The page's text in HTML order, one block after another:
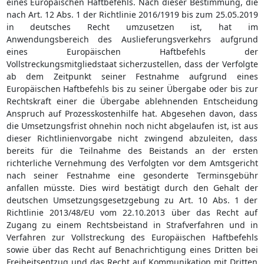
nach Art. 12 Abs. 1 der Richtlinie 2016/1919 bis zum 25.05.2019
in deutsches Recht umzusetzen ist, hat im
Anwendungsbereich des Auslieferungsverkehrs aufgrund
eines Europäischen Haftbefehls der
Vollstreckungsmitgliedstaat sicherzustellen, dass der Verfolgte
ab dem Zeitpunkt seiner Festnahme aufgrund eines
Europäischen Haftbefehls bis zu seiner Übergabe oder bis zur
Rechtskraft einer die Übergabe ablehnenden Entscheidung
Anspruch auf Prozesskostenhilfe hat. Abgesehen davon, dass
die Umsetzungsfrist ohnehin noch nicht abgelaufen ist, ist aus
dieser Richtlinienvorgabe nicht zwingend abzuleiten, dass
bereits für die Teilnahme des Beistands an der ersten
richterliche Vernehmung des Verfolgten vor dem Amtsgericht
nach seiner Festnahme eine gesonderte Terminsgebühr
anfallen müsste. Dies wird bestätigt durch den Gehalt der
deutschen Umsetzungsgesetzgebung zu Art. 10 Abs. 1 der
Richtlinie 2013/48/EU vom 22.10.2013 über das Recht auf
Zugang zu einem Rechtsbeistand in Strafverfahren und in
Verfahren zur Vollstreckung des Europäischen Haftbefehls
sowie über das Recht auf Benachrichtigung eines Dritten bei
Freiheitsentzug und das Recht auf Kommunikation mit Dritten